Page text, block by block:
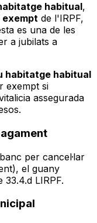
habitual,
de l'IRPF,
es una de les
a jubilats a
habitatge habitual
exempt si
assegurada
per cancel·lar
el guany
LIRPF.